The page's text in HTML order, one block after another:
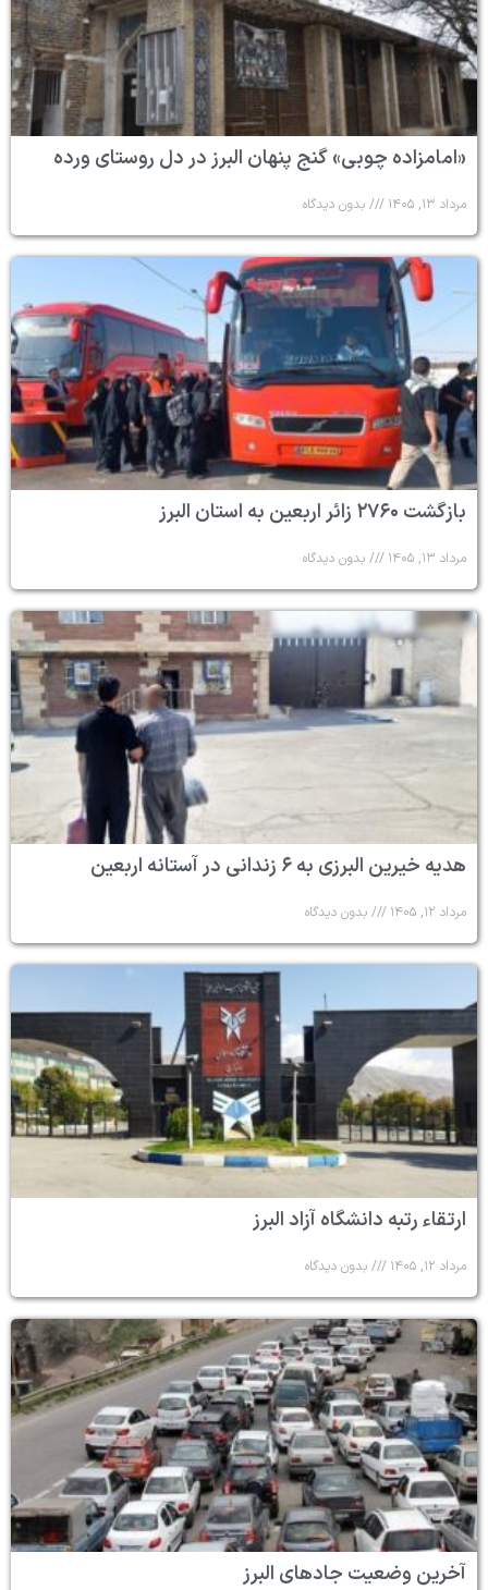
«امامزاده چوبی» گنج پنهان البرز در دل روستای ورده
مرداد ۱۳, ۱۴۰۵ بدون دیدگاه
بازگشت ۲۷۶۰ زائر اربعین به استان البرز
مرداد ۱۳, ۱۴۰۵ بدون دیدگاه
هدیه خیرین البرزی به ۶ زندانی در آستانه اربعین
مرداد ۱۲, ۱۴۰۵ بدون دیدگاه
ارتقاء رتبه دانشگاه آزاد البرز
مرداد ۱۲, ۱۴۰۵ بدون دیدگاه
آخرین وضعیت جادهای البرز